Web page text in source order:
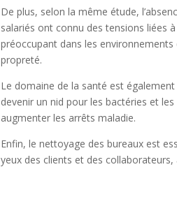
De plus, selon la même étude,
salariés ont connu des tensions liées
préoccupant dans les
propreté.
Le domaine de la santé est
devenir un nid pour les bactéries et
augmenter les arrêts maladie.
Enfin, le nettoyage des bureaux est
yeux des clients et des collaborateurs,